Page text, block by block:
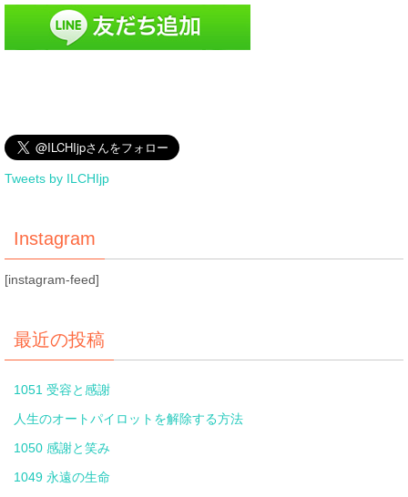
Tweets by ILCHIjp
Instagram
[instagram-feed]
最近の投稿
1051 受容と感謝
人生のオートパイロットを解除する方法
1050 感謝と笑み
1049 永遠の生命